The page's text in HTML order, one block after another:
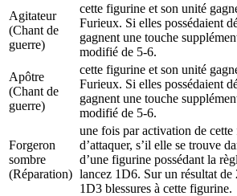
Agitateur
(Chant de
guerre)
cette figurine et son unité
Furieux. Si elles possédaient
gagnent une touche
modifié de 5-6.
Apôtre
(Chant de
guerre)
cette figurine et son unité
Furieux. Si elles possédaient
gagnent une touche
modifié de 5-6.
Forgeron
sombre
(Réparation)
une fois par activation de
d’attaquer, s’il elle se trouve
d’une figurine possédant la
lancez 1D6. Sur un résultat
1D3 blessures à cette figurine.